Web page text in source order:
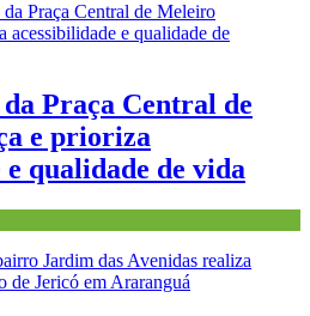
Praça Central de
e prioriza
e qualidade de vida